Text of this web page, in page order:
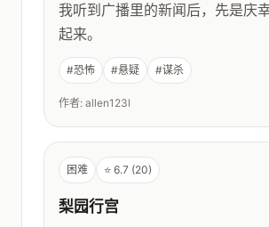
我听到广播里的新闻后，先是庆
起来。
#恐怖 #悬疑 #谋杀
作者: allen123l
困难 ⭐ 6.7 (20)
梨园行宫